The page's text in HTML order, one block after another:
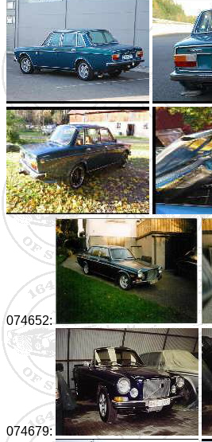
074652:
074679: